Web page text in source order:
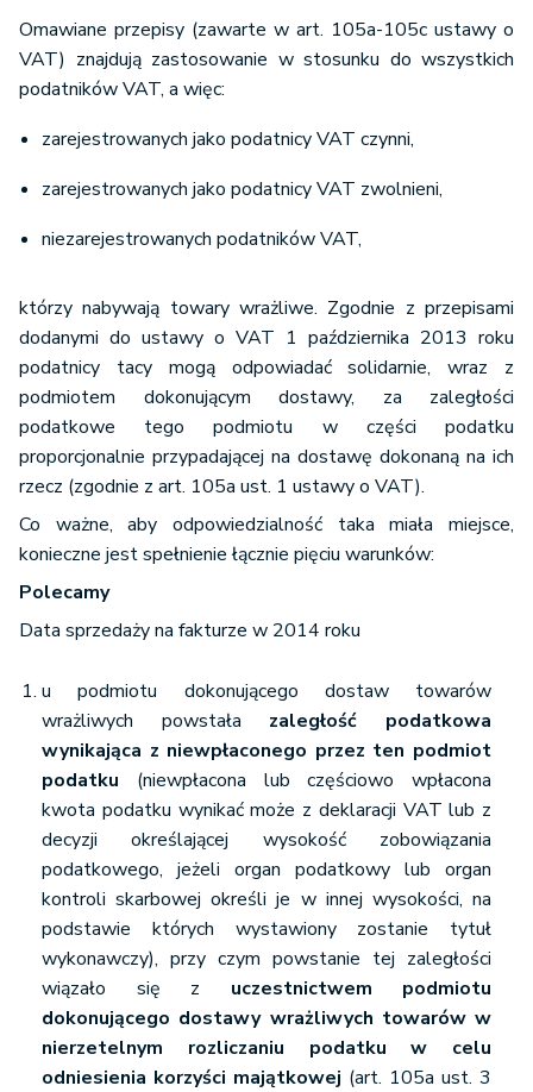
Omawiane przepisy (zawarte w art. 105a-105c ustawy o
VAT) znajdują zastosowanie w stosunku do wszystkich
podatników VAT, a więc:
zarejestrowanych jako podatnicy VAT czynni,
zarejestrowanych jako podatnicy VAT zwolnieni,
niezarejestrowanych podatników VAT,
którzy nabywają towary wrażliwe. Zgodnie z przepisami
dodanymi do ustawy o VAT 1 października 2013 roku
podatnicy tacy mogą odpowiadać solidarnie, wraz z
podmiotem dokonującym dostawy, za zaległości
podatkowe tego podmiotu w części podatku
proporcjonalnie przypadającej na dostawę dokonaną na ich
rzecz (zgodnie z art. 105a ust. 1 ustawy o VAT).
Co ważne, aby odpowiedzialność taka miała miejsce,
konieczne jest spełnienie łącznie pięciu warunków:
Polecamy
Data sprzedaży na fakturze w 2014 roku
u podmiotu dokonującego dostaw towarów
wrażliwych powstała zaległość podatkowa
wynikająca z niewpłaconego przez ten podmiot
podatku (niewpłacona lub częściowo wpłacona
kwota podatku wynikać może z deklaracji VAT lub z
decyzji określającej wysokość zobowiązania
podatkowego, jeżeli organ podatkowy lub organ
kontroli skarbowej określi je w innej wysokości, na
podstawie których wystawiony zostanie tytuł
wykonawczy), przy czym powstanie tej zaległości
wiązało się z uczestnictwem podmiotu
dokonującego dostawy wrażliwych towarów w
nierzetelnym rozliczaniu podatku w celu
odniesienia korzyści majątkowej (art. 105a ust. 3